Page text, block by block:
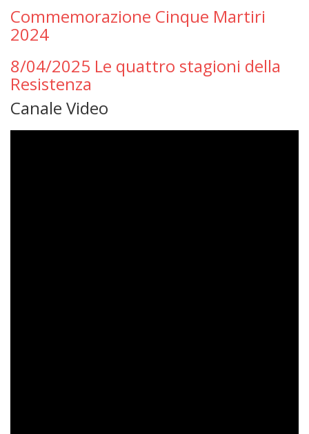
Commemorazione Cinque Martiri
2024
8/04/2025 Le quattro stagioni della
Resistenza
Canale Video